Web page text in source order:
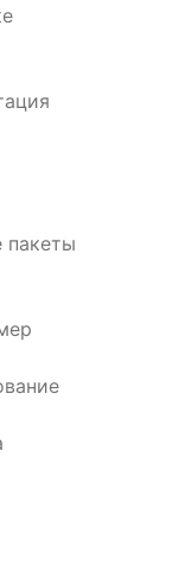
пакеты